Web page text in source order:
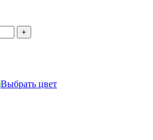
+
Выбрать цвет